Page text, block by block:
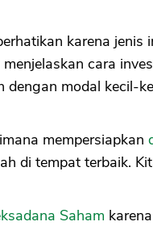
karena jenis
cara
dengan modal kecil-
mempersiapkan
di tempat terbaik.
Saham